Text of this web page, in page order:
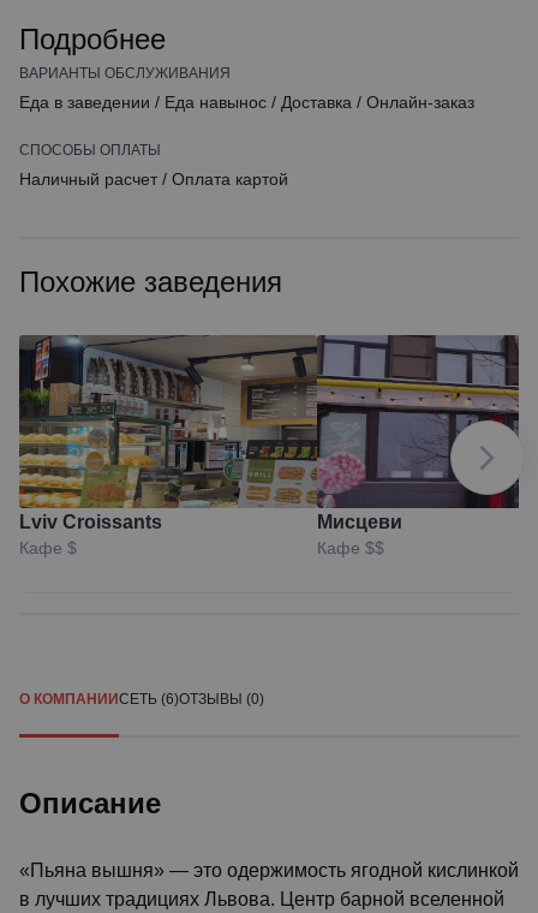
Подробнее
ВАРИАНТЫ ОБСЛУЖИВАНИЯ
Еда в заведении / Еда навынос / Доставка / Онлайн-заказ
СПОСОБЫ ОПЛАТЫ
Наличный расчет / Оплата картой
Похожие заведения
Lviv Croissants
Кафе $
Мисцеви
Кафе $$
О КОМПАНИИСЕТЬ (6)ОТЗЫВЫ (0)
Описание
«Пьяна вышня» — это одержимость ягодной кислинкой
в лучших традициях Львова. Центр барной вселенной